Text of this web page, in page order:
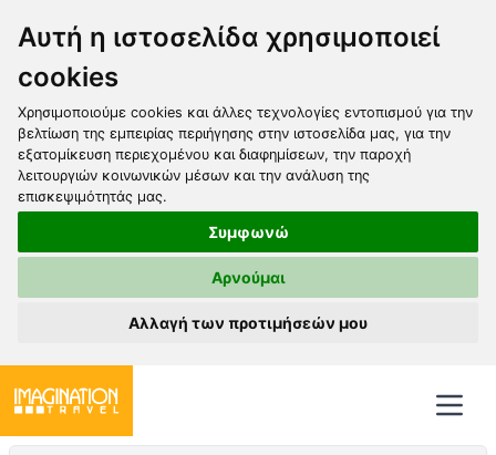
Αυτή η ιστοσελίδα χρησιμοποιεί
cookies
Χρησιμοποιούμε cookies και άλλες τεχνολογίες εντοπισμού για την
βελτίωση της εμπειρίας περιήγησης στην ιστοσελίδα μας, για την
εξατομίκευση περιεχομένου και διαφημίσεων, την παροχή
λειτουργιών κοινωνικών μέσων και την ανάλυση της
επισκεψιμότητάς μας.
Συμφωνώ
Αρνούμαι
Αλλαγή των προτιμήσεών μου